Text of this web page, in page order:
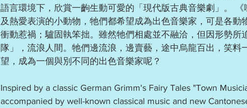
語言環境下，欣賞一齣生動可愛的「現代版古典音樂劇」。
及熱愛表演的小動物，牠們都希望成為出色音樂家，可是各
衝動惹禍；驢固執笨拙。雖然牠們相處並不融洽，但因形勢
隊」，流浪人間。牠們邊流浪，邊賣藝，途中烏龍百出，笑
望，成為一個與別不同的出色音樂家呢？
Inspired by a classic German Grimm's Fairy Tales "Town
accompanied by well-known classical music and new